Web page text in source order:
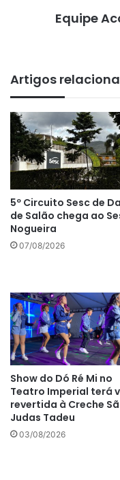
Equipe
Artigos
5º Circuito Sesc de
de Salão chega ao
Nogueira
07/08/2026
Show do Dó Ré Mi no
Teatro Imperial terá
revertida à Creche
Judas Tadeu
03/08/2026